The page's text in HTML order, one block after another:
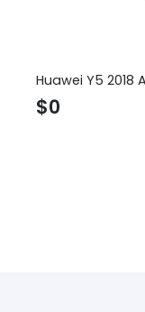
Huawei Y5 2018
$0